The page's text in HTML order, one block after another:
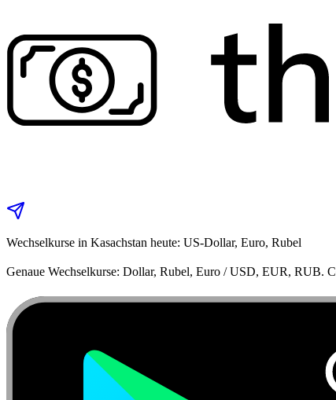
Wechselkurse in Kasachstan heute: US‑Dollar, Euro, Rubel
Genaue Wechselkurse: Dollar, Rubel, Euro / USD, EUR, RUB.